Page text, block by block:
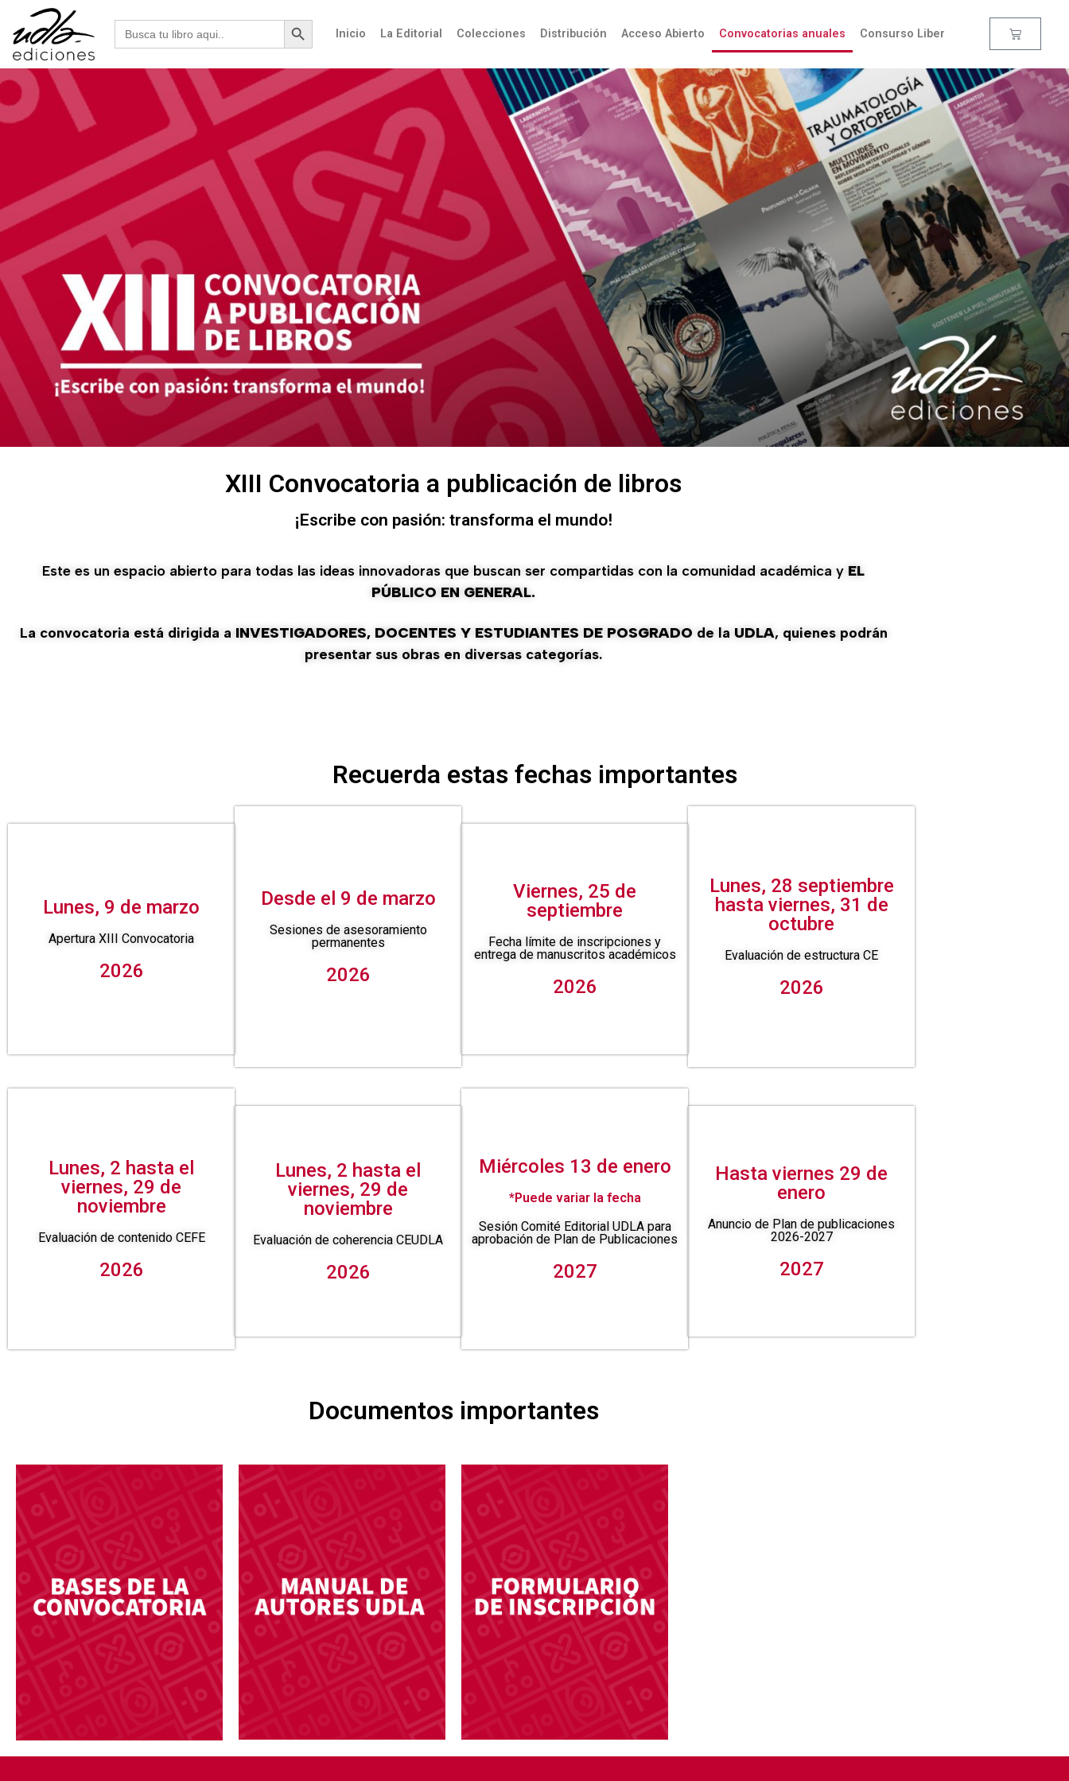
Buscar: Botón de búsqueda
Inicio La Editorial Colecciones Distribución Acceso Abierto Convocatorias anuales Consurso Liber
XIII Convocatoria a publicación de libros
¡Escribe con pasión: transforma el mundo!
Este es un espacio abierto para todas las ideas innovadoras que buscan ser compartidas con la comunidad académica y EL
PÚBLICO EN GENERAL.
La convocatoria está dirigida a INVESTIGADORES, DOCENTES Y ESTUDIANTES DE POSGRADO de la UDLA, quienes podrán
presentar sus obras en diversas categorías.
Recuerda estas fechas importantes
Lunes, 9 de marzo
Apertura XIII Convocatoria
2026
Desde el 9 de marzo
Sesiones de asesoramiento
permanentes
2026
Viernes, 25 de
septiembre
Fecha límite de inscripciones y
entrega de manuscritos académicos
2026
Lunes, 28 septiembre
hasta viernes, 31 de
octubre
Evaluación de estructura CE
2026
Lunes, 2 hasta el
viernes, 29 de
noviembre
Evaluación de contenido CEFE
2026
Lunes, 2 hasta el
viernes, 29 de
noviembre
Evaluación de coherencia CEUDLA
2026
Miércoles 13 de enero
*Puede variar la fecha
Sesión Comité Editorial UDLA para
aprobación de Plan de Publicaciones
2027
Hasta viernes 29 de
enero
Anuncio de Plan de publicaciones
2026-2027
2027
Documentos importantes